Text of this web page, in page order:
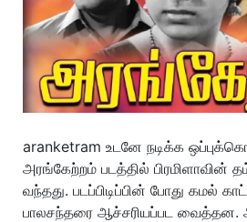
aranketram உடனே நடிக்க
அரங்கேற்றம் படத்தில் பிரமிளாவின்
வந்தது. படப்பிடிப்பின் போது கமல்
பாலசந்தரை ஆச்சரியப்பட